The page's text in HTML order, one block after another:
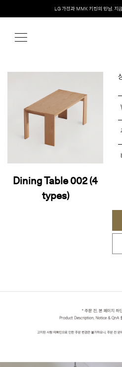
Welcome! 신규 회원가입 시 MMK
Dining Table 002 (4
types)